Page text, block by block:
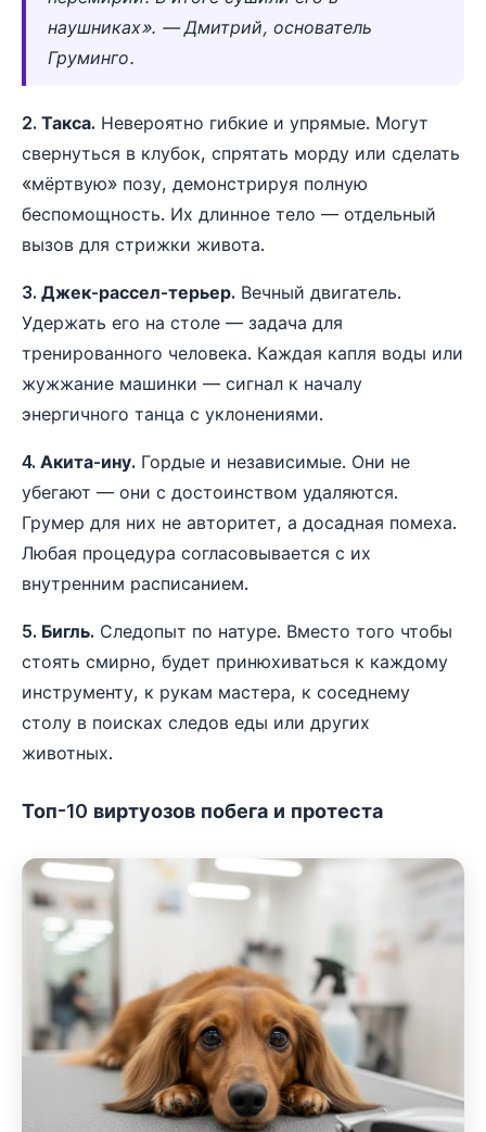
наушниках». — Дмитрий, основатель
Груминго.
2. Такса. Невероятно гибкие и упрямые. Могут
свернуться в клубок, спрятать морду или сделать
«мёртвую» позу, демонстрируя полную
беспомощность. Их длинное тело — отдельный
вызов для стрижки живота.
3. Джек-рассел-терьер. Вечный двигатель.
Удержать его на столе — задача для
тренированного человека. Каждая капля воды или
жужжание машинки — сигнал к началу
энергичного танца с уклонениями.
4. Акита-ину. Гордые и независимые. Они не
убегают — они с достоинством удаляются.
Грумер для них не авторитет, а досадная помеха.
Любая процедура согласовывается с их
внутренним расписанием.
5. Бигль. Следопыт по натуре. Вместо того чтобы
стоять смирно, будет принюхиваться к каждому
инструменту, к рукам мастера, к соседнему
столу в поисках следов еды или других
животных.
Топ-10 виртуозов побега и протеста